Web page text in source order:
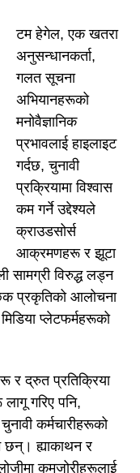
टम हेगेल, एक खतरा
अनुसन्धानकर्ता,
गलत सूचना
अभियानहरूको
मनोवैज्ञानिक
प्रभावलाई हाइलाइट
गर्दछ, चुनावी
प्रक्रियामा विश्वास
कम गर्ने उद्देश्यले
क्राउडसोर्स
आक्रमणहरू र झूटा
विरुद्ध लड्न
प्रकृतिको आलोचना
प्लेटफर्महरूको
र द्रुत प्रतिक्रिया
गरिए पनि,
कर्मचारीहरूको
छन्। ह्याकाथन र
कमजोरीहरूलाई